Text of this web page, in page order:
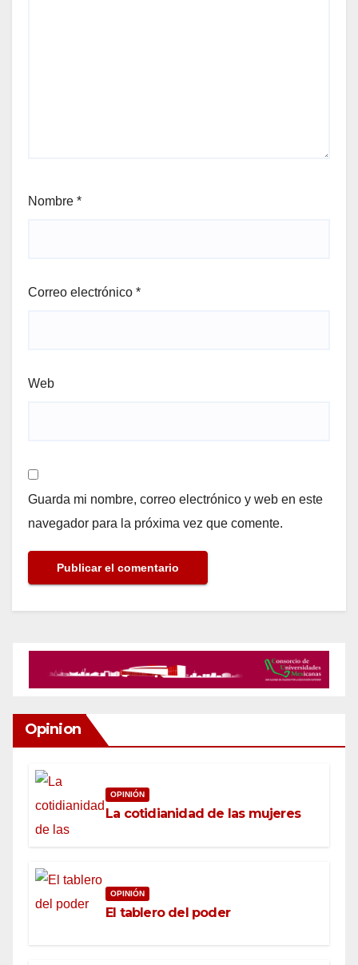
Nombre *
Correo electrónico *
Web
Guarda mi nombre, correo electrónico y web en este
navegador para la próxima vez que comente.
Opinion
OPINIÓN
La cotidianidad de las mujeres
OPINIÓN
El tablero del poder